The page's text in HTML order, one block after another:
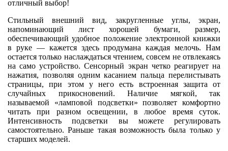
отличный выбор!
Стильный внешний вид, закругленные углы, экран,
напоминающий лист хорошей бумаги, размер,
обеспечивающий удобное положение электронной книжки
в руке — кажется здесь продумана каждая мелочь. Нам
остается только наслаждаться чтением, совсем не отвлекаясь
на само устройство. Сенсорный экран четко реагирует на
нажатия, позволяя одним касанием пальца перелистывать
страницы, при этом у него есть встроенная защита от
случайных прикосновений. Наличие мягкой, так
называемой «ламповой подсветки» позволяет комфортно
читать при разном освещении, в любое время суток.
Интенсивность подсветки вы можете регулировать
самостоятельно. Раньше такая возможность была только у
старших моделей.